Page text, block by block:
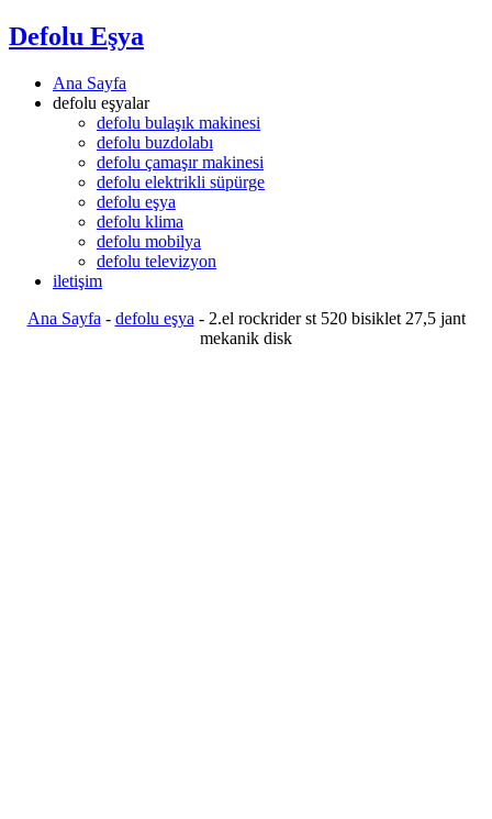
Defolu Eşya
Ana Sayfa
defolu eşyalar
defolu bulaşık makinesi
defolu buzdolabı
defolu çamaşır makinesi
defolu elektrikli süpürge
defolu eşya
defolu klima
defolu mobilya
defolu televizyon
iletişim
Ana Sayfa - defolu eşya - 2.el rockrider st 520 bisiklet 27,5 jant
mekanik disk